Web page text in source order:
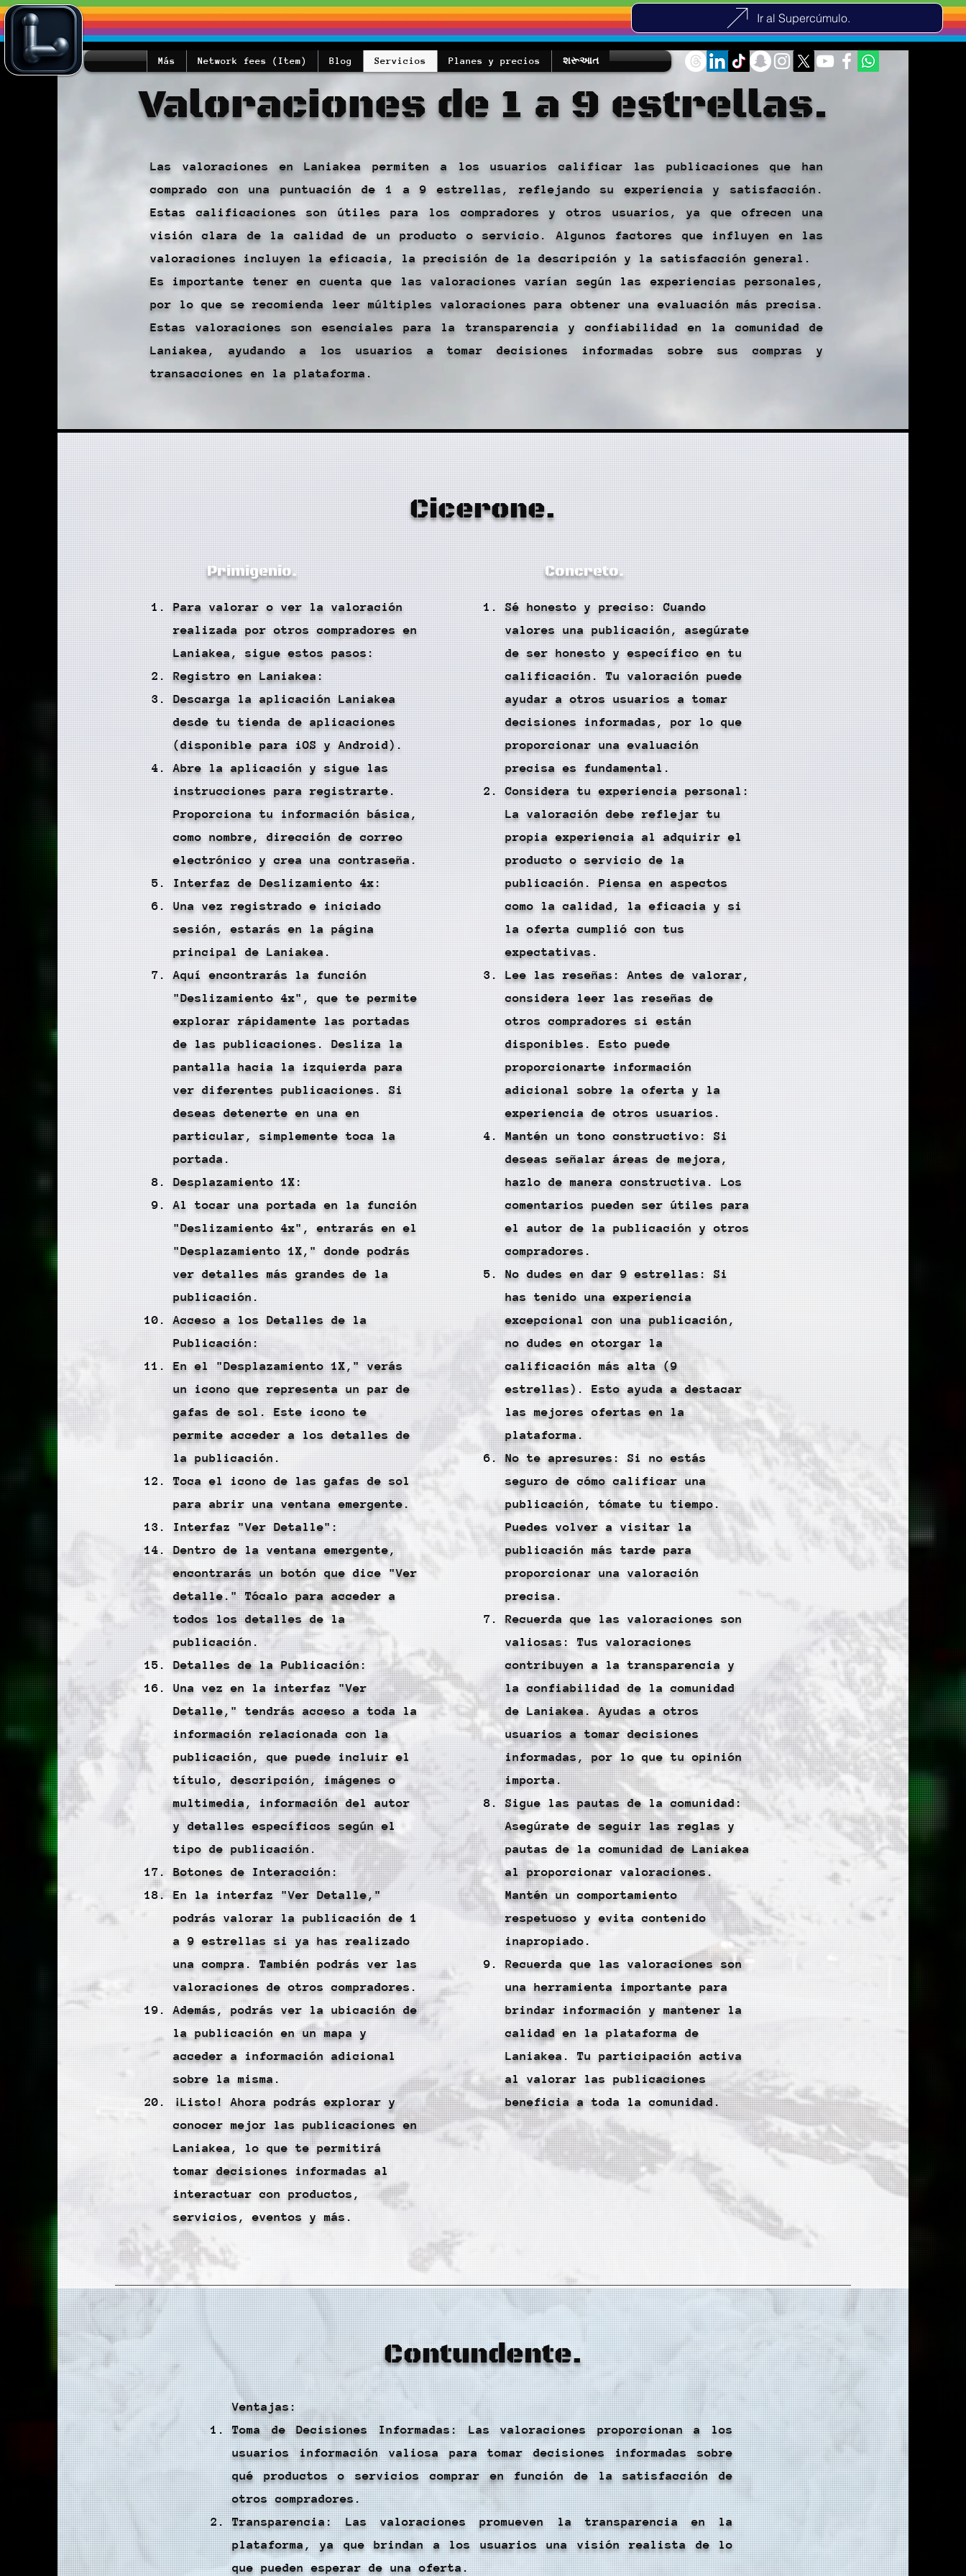
Ir al Supercúmulo.
શરૂઆત
Planes y precios
Servicios
Blog
Network fees (Item)
Más
Valoraciones de 1 a 9 estrellas.
Las valoraciones en Laniakea permiten a los usuarios calificar las publicaciones que han
comprado con una puntuación de 1 a 9 estrellas, reflejando su experiencia y satisfacción.
Estas calificaciones son útiles para los compradores y otros usuarios, ya que ofrecen una
visión clara de la calidad de un producto o servicio. Algunos factores que influyen en las
valoraciones incluyen la eficacia, la precisión de la descripción y la satisfacción general.
Es importante tener en cuenta que las valoraciones varían según las experiencias personales,
por lo que se recomienda leer múltiples valoraciones para obtener una evaluación más precisa.
Estas valoraciones son esenciales para la transparencia y confiabilidad en la comunidad de
Laniakea, ayudando a los usuarios a tomar decisiones informadas sobre sus compras y
transacciones en la plataforma.
Cicerone.
Primigenio.
Para valorar o ver la valoración
realizada por otros compradores en
Laniakea, sigue estos pasos:
Registro en Laniakea:
Descarga la aplicación Laniakea
desde tu tienda de aplicaciones
(disponible para iOS y Android).
Abre la aplicación y sigue las
instrucciones para registrarte.
Proporciona tu información básica,
como nombre, dirección de correo
electrónico y crea una contraseña.
Interfaz de Deslizamiento 4x:
Una vez registrado e iniciado
sesión, estarás en la página
principal de Laniakea.
Aquí encontrarás la función
"Deslizamiento 4x", que te permite
explorar rápidamente las portadas
de las publicaciones. Desliza la
pantalla hacia la izquierda para
ver diferentes publicaciones. Si
deseas detenerte en una en
particular, simplemente toca la
portada.
Desplazamiento 1X:
Al tocar una portada en la función
"Deslizamiento 4x", entrarás en el
"Desplazamiento 1X," donde podrás
ver detalles más grandes de la
publicación.
Acceso a los Detalles de la
Publicación:
En el "Desplazamiento 1X," verás
un icono que representa un par de
gafas de sol. Este icono te
permite acceder a los detalles de
la publicación.
Toca el icono de las gafas de sol
para abrir una ventana emergente.
Interfaz "Ver Detalle":
Dentro de la ventana emergente,
encontrarás un botón que dice "Ver
detalle." Tócalo para acceder a
todos los detalles de la
publicación.
Detalles de la Publicación:
Una vez en la interfaz "Ver
Detalle," tendrás acceso a toda la
información relacionada con la
publicación, que puede incluir el
título, descripción, imágenes o
multimedia, información del autor
y detalles específicos según el
tipo de publicación.
Botones de Interacción:
En la interfaz "Ver Detalle,"
podrás valorar la publicación de 1
a 9 estrellas si ya has realizado
una compra. También podrás ver las
valoraciones de otros compradores.
Además, podrás ver la ubicación de
la publicación en un mapa y
acceder a información adicional
sobre la misma.
¡Listo! Ahora podrás explorar y
conocer mejor las publicaciones en
Laniakea, lo que te permitirá
tomar decisiones informadas al
interactuar con productos,
servicios, eventos y más.
Concreto.
Sé honesto y preciso: Cuando
valores una publicación, asegúrate
de ser honesto y específico en tu
calificación. Tu valoración puede
ayudar a otros usuarios a tomar
decisiones informadas, por lo que
proporcionar una evaluación
precisa es fundamental.
Considera tu experiencia personal:
La valoración debe reflejar tu
propia experiencia al adquirir el
producto o servicio de la
publicación. Piensa en aspectos
como la calidad, la eficacia y si
la oferta cumplió con tus
expectativas.
Lee las reseñas: Antes de valorar,
considera leer las reseñas de
otros compradores si están
disponibles. Esto puede
proporcionarte información
adicional sobre la oferta y la
experiencia de otros usuarios.
Mantén un tono constructivo: Si
deseas señalar áreas de mejora,
hazlo de manera constructiva. Los
comentarios pueden ser útiles para
el autor de la publicación y otros
compradores.
No dudes en dar 9 estrellas: Si
has tenido una experiencia
excepcional con una publicación,
no dudes en otorgar la
calificación más alta (9
estrellas). Esto ayuda a destacar
las mejores ofertas en la
plataforma.
No te apresures: Si no estás
seguro de cómo calificar una
publicación, tómate tu tiempo.
Puedes volver a visitar la
publicación más tarde para
proporcionar una valoración
precisa.
Recuerda que las valoraciones son
valiosas: Tus valoraciones
contribuyen a la transparencia y
la confiabilidad de la comunidad
de Laniakea. Ayudas a otros
usuarios a tomar decisiones
informadas, por lo que tu opinión
importa.
Sigue las pautas de la comunidad:
Asegúrate de seguir las reglas y
pautas de la comunidad de Laniakea
al proporcionar valoraciones.
Mantén un comportamiento
respetuoso y evita contenido
inapropiado.
Recuerda que las valoraciones son
una herramienta importante para
brindar información y mantener la
calidad en la plataforma de
Laniakea. Tu participación activa
al valorar las publicaciones
beneficia a toda la comunidad.
Contundente.
Ventajas:
Toma de Decisiones Informadas: Las valoraciones proporcionan a los
usuarios información valiosa para tomar decisiones informadas sobre
qué productos o servicios comprar en función de la satisfacción de
otros compradores.
Transparencia: Las valoraciones promueven la transparencia en la
plataforma, ya que brindan a los usuarios una visión realista de lo
que pueden esperar de una oferta.